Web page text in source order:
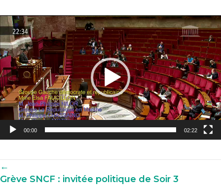
Lecteur
vidéo
00:00 02:22
Navigation
parmi
←
Grève SNCF : invitée politique de Soir 3